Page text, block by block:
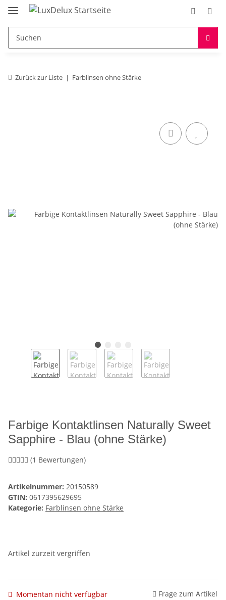
Zurück zur Liste Farblinsen ohne Stärke
Farbige Kontaktlinsen Naturally Sweet
Sapphire - Blau (ohne Stärke)
(1 Bewertungen)
Artikelnummer: 20150589
GTIN: 0617395629695
Kategorie: Farblinsen ohne Stärke
Artikel zurzeit vergriffen
Momentan nicht verfügbar Frage zum Artikel